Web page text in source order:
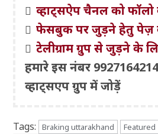
व्हाट्सऐप चैनल को
फेसबुक पर जुड़ने हेतु पेज़
टेलीग्राम ग्रुप से जुड़ने के
हमारे इस नंबर
व्हाट्सएप ग्रुप में जोड़ें
Tags: Braking uttarakhand Featured